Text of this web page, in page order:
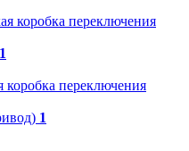
коробка переключения
1
переключения
1